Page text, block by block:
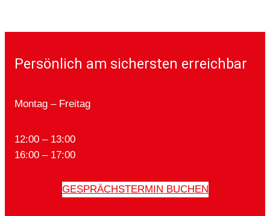
Persönlich am sichersten erreichbar
Montag – Freitag
12:00 – 13:00
16:00 – 17:00
GESPRÄCHSTERMIN BUCHEN